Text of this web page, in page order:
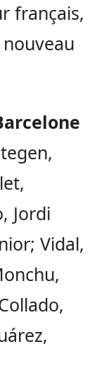
français,
Jordi
Vidal,